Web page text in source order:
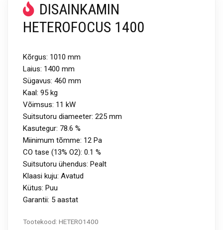
DISAINKAMIN
HETEROFOCUS 1400
Kõrgus: 1010 mm
Laius: 1400 mm
Sügavus: 460 mm
Kaal: 95 kg
Võimsus: 11 kW
Suitsutoru diameeter: 225 mm
Kasutegur: 78.6 %
Miinimum tõmme: 12 Pa
CO tase (13% O2): 0.1 %
Suitsutoru ühendus: Pealt
Klaasi kuju: Avatud
Kütus: Puu
Garantii: 5 aastat
Tootekood: HETERO1400